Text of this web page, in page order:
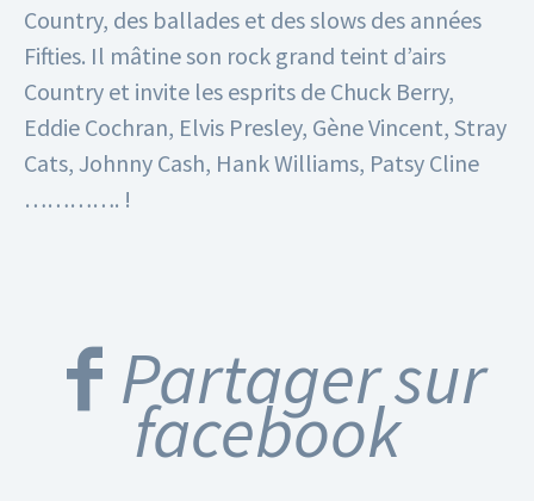
Country, des ballades et des slows des années
Fifties. Il mâtine son rock grand teint d’airs
Country et invite les esprits de Chuck Berry,
Eddie Cochran, Elvis Presley, Gène Vincent, Stray
Cats, Johnny Cash, Hank Williams, Patsy Cline
…………. !
Partager sur
facebook